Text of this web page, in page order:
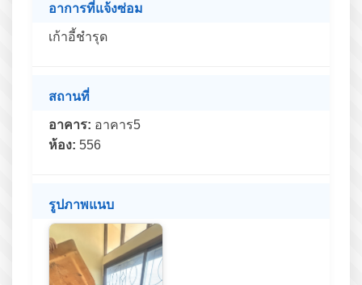
อาการที่แจ้งซ่อม
เก้าอี้ชำรุด
สถานที่
อาคาร: อาคาร5
ห้อง: 556
รูปภาพแนบ